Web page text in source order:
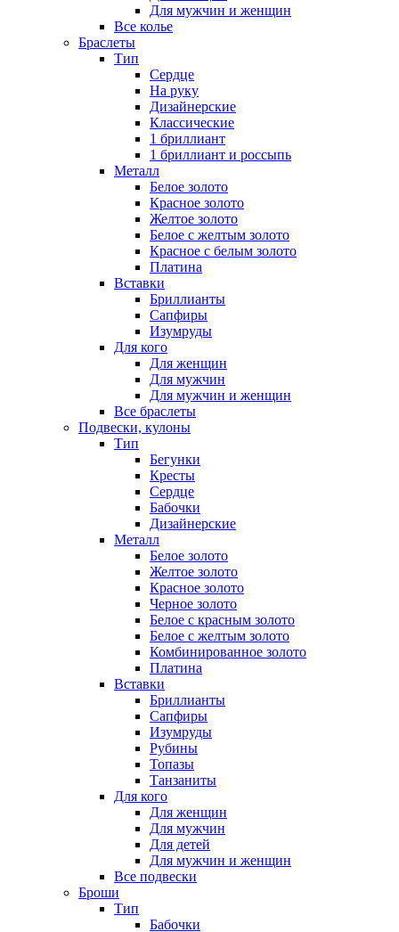
Для мужчин и женщин
Все колье
Браслеты
Тип
Сердце
На руку
Дизайнерские
Классические
1 бриллиант
1 бриллиант и россыпь
Металл
Белое золото
Красное золото
Желтое золото
Белое с желтым золото
Красное с белым золото
Платина
Вставки
Бриллианты
Сапфиры
Изумруды
Для кого
Для женщин
Для мужчин
Для мужчин и женщин
Все браслеты
Подвески, кулоны
Тип
Бегунки
Кресты
Сердце
Бабочки
Дизайнерские
Металл
Белое золото
Желтое золото
Красное золото
Черное золото
Белое с красным золото
Белое с желтым золото
Комбинированное золото
Платина
Вставки
Бриллианты
Сапфиры
Изумруды
Рубины
Топазы
Танзаниты
Для кого
Для женщин
Для мужчин
Для детей
Для мужчин и женщин
Все подвески
Броши
Тип
Бабочки